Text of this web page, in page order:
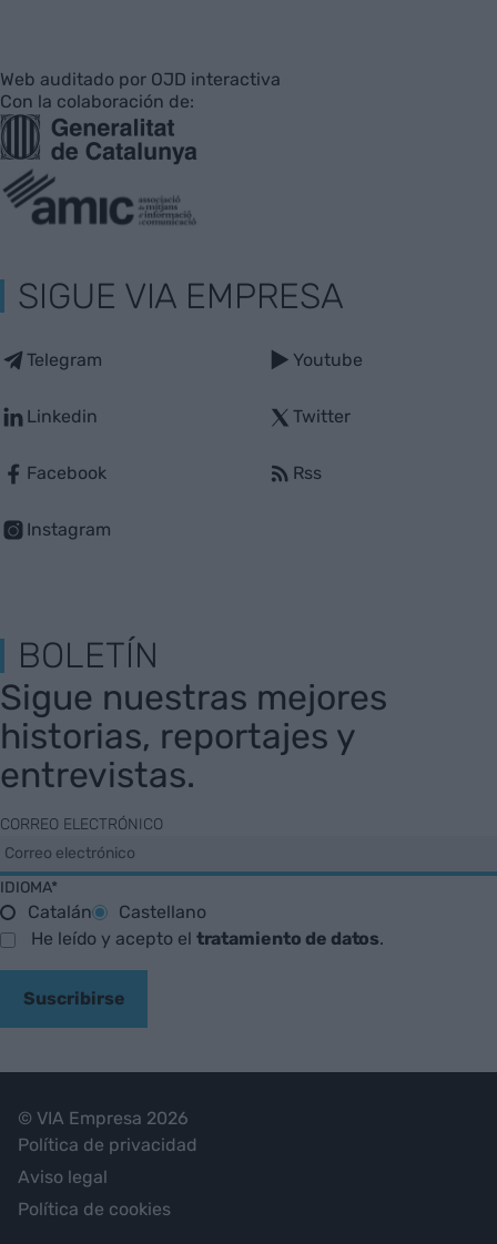
Web auditado por OJD interactiva
Con la colaboración de:
SIGUE VIA EMPRESA
Telegram
Linkedin
Facebook
Instagram
Youtube
Twitter
Rss
BOLETÍN
Sigue nuestras mejores
historias, reportajes y
entrevistas.
CORREO ELECTRÓNICO
IDIOMA*
Catalán
Castellano
He leído y acepto el tratamiento de datos.
Suscribirse
© VIA Empresa 2026
Política de privacidad
Aviso legal
Política de cookies